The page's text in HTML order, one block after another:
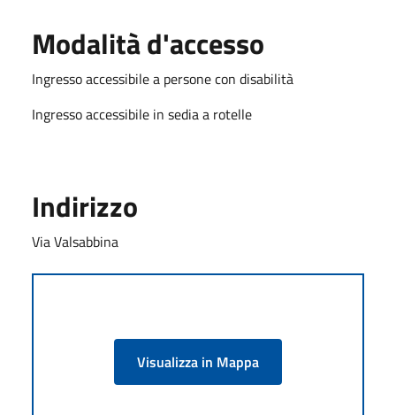
Modalità d'accesso
Ingresso accessibile a persone con disabilità
Ingresso accessibile in sedia a rotelle
Indirizzo
Via Valsabbina
Visualizza in Mappa